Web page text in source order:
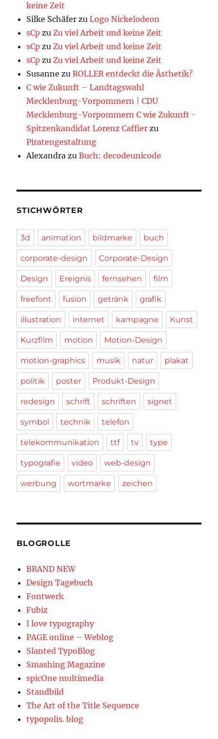
keine Zeit
Silke Schäfer zuLogo Nickelodeon
sCp zuZu viel Arbeit und keine Zeit
sCp zuZu viel Arbeit und keine Zeit
sCp zuZu viel Arbeit und keine Zeit
Susanne zuROLLER entdeckt die Ästhetik?
C wie Zukunft – Landtagswahl
Mecklenburg-Vorpommern | CDU
Mecklenburg-Vorpommern C wie Zukunft -
Spitzenkandidat Lorenz Caffier zu
Piratengestaltung
Alexandra zuBuch: decodeunicode
STICHWÖRTER
3d animation bildmarke buch
corporate-design Corporate-Design
Design Ereignis fernsehen film
freefont fusion getränk grafik
illustration internet kampagne Kunst
Kurzfilm motion Motion-Design
motion-graphics musik natur plakat
politik poster Produkt-Design
redesign schrift schriften signet
symbol technik telefon
telekommunikation ttf tv type
typografie video web-design
werbung wortmarke zeichen
BLOGROLLE
BRAND NEW
Design Tagebuch
Fontwerk
Fubiz
I love typography
PAGE online – Weblog
Slanted TypoBlog
Smashing Magazine
spicOne multimedia
Standbild
The Art of the Title Sequence
typopolis. blog